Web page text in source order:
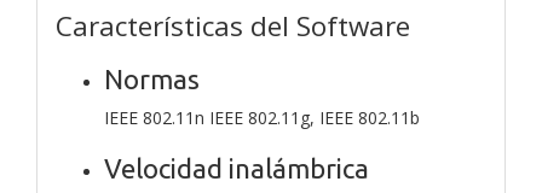
Características del Software
Normas
IEEE 802.11n IEEE 802.11g, IEEE 802.11b
Velocidad inalámbrica